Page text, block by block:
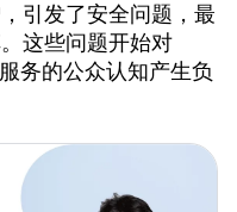
引发了安全问题，最
这些问题开始对
务的公众认知产生负